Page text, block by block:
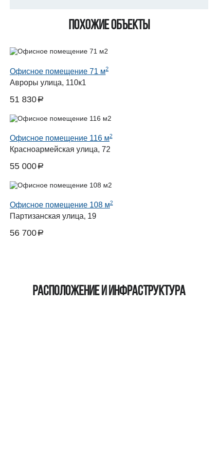
Похожие объекты
Офисное помещение 71 м2
Авроры улица, 110к1
51 830a
Офисное помещение 116 м2
Красноармейская улица, 72
55 000a
Офисное помещение 108 м2
Партизанская улица, 19
56 700a
Расположение и инфраструктура